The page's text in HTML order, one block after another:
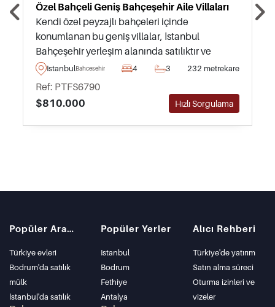
Özel Bahçeli Geniş Bahçeşehir Aile Villaları
Kendi özel peyzajlı bahçeleri içinde
konumlanan bu geniş villalar, İstanbul
Bahçeşehir yerleşim alanında satılıktır ve
Tapuları hazırdır – Türk Vatandaşlığı
başvuruları için idealdir.
IstanbulBahcesehir 4 3 232 metrekare
Ref: PTFS6790
$810.000
Hızlı Sorgulama
Popüler Aramalar
Türkiye evleri
Bodrum'da satılık
mülk
İstanbul'da satılık
Popüler Yerler
Istanbul
Bodrum
Fethiye
Antalya
Alıcı Rehberi
Türkiye'de yatırım
Satın alma süreci
Oturma izinleri ve
vizeler